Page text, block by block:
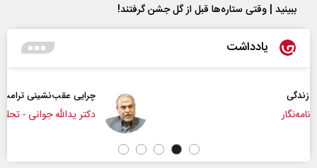
ببینید | وقتی ستاره‌ها قبل از گل جشن گرفتند!
یادداشت
چرایی عقب‌نشینی ترامپ؟
دکتر یدالله جوانی - تحلیلگر مسائل سیاسی